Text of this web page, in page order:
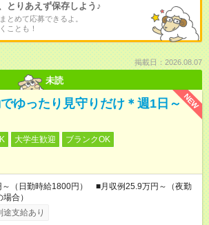
とりあえず保存しよう♪
とめて応募できるよ。
ことも！
掲載日：2026.08.07
未読
NEW
ゆったり見守りだけ＊週1日～
大学生歓迎
ブランクOK
～（日勤時給1800円） ■月収例25.9万円～（夜勤
合）
途支給あり